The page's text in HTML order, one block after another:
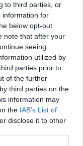
to third parties, or
information for
below opt-out
note that after your
seeing
utilized by
parties prior to
of the further
third parties on the
information may
the IAB’s List of
disclose it to other
al Natale
SarÀbandA
del Duomo